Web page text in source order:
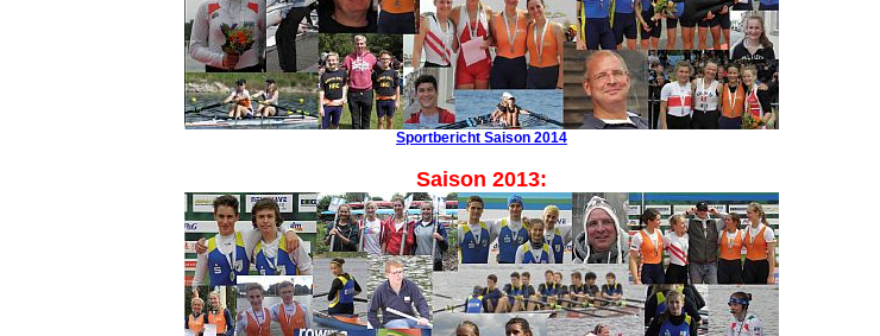
Sportbericht Saison 2014
Saison 2013: